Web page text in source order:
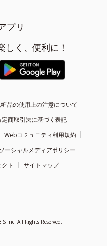
プリ
しく、便利に！
品の使用上の注意について
定商取引法に基づく表記
Webコミュニティ利用規約
ソーシャルメディアポリシー
ト
サイトマップ
Inc. All Rights Reserved.